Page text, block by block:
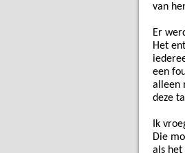
van
Er
Het
een
alleen
deze
Ik
Die
als het